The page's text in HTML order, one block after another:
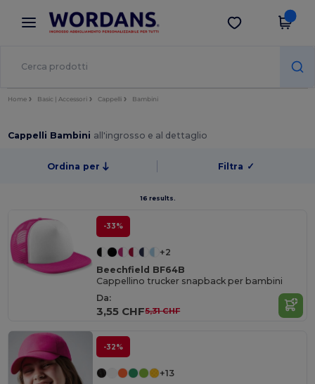
× App Wordans
Prezzi migliori sull'app!
Scarica app
Home Basic | Accessori Cappelli Bambini
Cappelli Bambini all'ingrosso e al dettaglio
Ordina per Filtra ✓
16 results.
-33%
+2
Beechfield BF64B
Cappellino trucker snapback per bambini
Da:
3,55 CHF5,31 CHF
-32%
+13